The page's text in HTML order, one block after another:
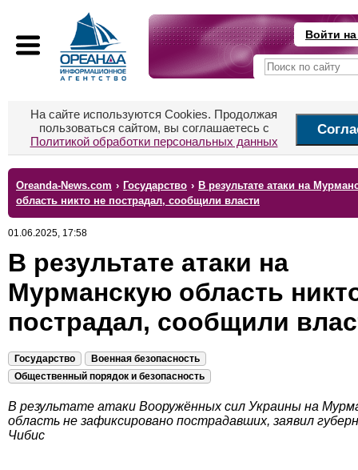
Войти
На сайте используются Cookies. Продолжая
пользоваться сайтом, вы соглашаетесь с
Политикой обработки персональных данных
Oreanda-News.com › Государство › В результате атаки на
область никто не пострадал, сообщили власти
01.06.2025, 17:58
В результате атаки на
Мурманскую область
пострадал, сообщили
Государство
Военная безопасность
Общественный порядок и безопасность
В результате атаки Вооружённых сил Украины на
область не зафиксировано пострадавших, заявил
Чибис